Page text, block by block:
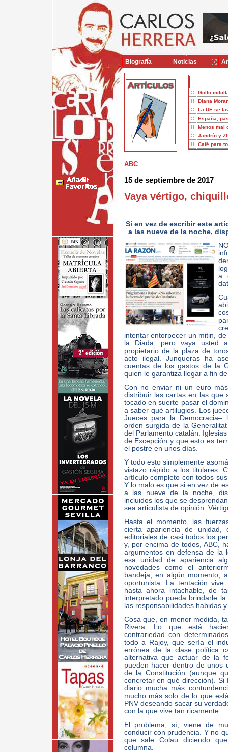
Golfo
Diana
La UE se
España,
Menos mal
Jandrín y
Café para
ABC
15 de septiembre de 2017
Vaya vértigo,
Si en vez de escribir este
a las nueve de la noche,
a
intentar entorpecer un mitin,
la Diada, pero vaya usted
propietario de la plaza de
acto ilegal. Junqueras ha
cuentas de los gastos de la
quien le garantiza llegar a fin
Con no enviar ni un euro
distribuir las cartas en las que
tocado en suerte pasar el
a saber qué artilugios. Los
Jueces para la Democracia–
orden surgida de la
del Parlamento catalán.
de Excepción y que esto es
el postre en unos días.
Y todo esto simplemente
vistazo rápido a los titulares.
artículo completo con todos
Y lo malo es que si en vez de
a las nueve de la noche,
incluidos los que se
sea articulista de opinión.
Hasta el momento, las
cierta apariencia de
editoriales de casi todos los
y, por encima de todos, ABC,
argumentos en defensa de la
esa unidad de apariencia
novedades como el
bandeja, en algún momento,
oportunista. La tentación
hasta ahora intachable, de
interpretado pueda brindarle
las responsabilidades habidas
Cosa que, en menor medida,
Rivera. Lo que está
contrariedad con
todo a Rajoy, que sería el
errónea de la clase política
alternativa que actuar de la
pueden hacer dentro de unos
de la Constitución (aunque
concretar en qué dirección).
diario mucha más
mucho más solo de lo que
PNV deseando sacar su
con la que vive tan ricamente.
El problema, sí, viene de
conducir con prudencia. Y no
que sale Colau diciendo
columna.
Biografía Noticias